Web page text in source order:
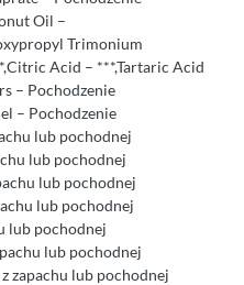
Oil –
Trimonium
Acid – ***,Tartaric Acid
– Pochodzenie
– Pochodzenie
lub pochodnej
lub pochodnej
lub pochodnej
lub pochodnej
lub pochodnej
lub pochodnej
zapachu lub pochodnej